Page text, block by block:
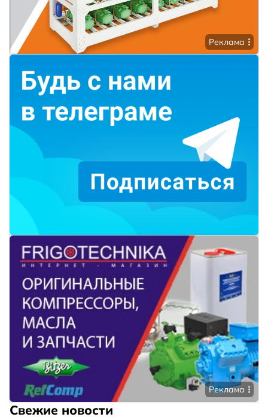
Реклама
Реклама
Свежие новости